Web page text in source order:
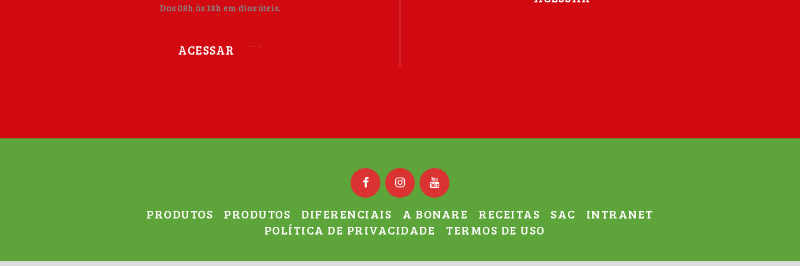
Das 08h às 18h em dias úteis.
ACESSAR
PRODUTOS PRODUTOS DIFERENCIAIS A BONARE RECEITAS SAC
INTRANET
POLÍTICA DE PRIVACIDADE
TERMOS DE USO